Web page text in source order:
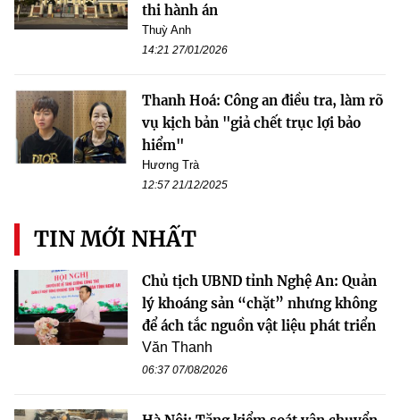
thi hành án
Thuỳ Anh
14:21 27/01/2026
Thanh Hoá: Công an điều tra, làm rõ
vụ kịch bản "giả chết trục lợi bảo
hiểm"
Hương Trà
12:57 21/12/2025
TIN MỚI NHẤT
Chủ tịch UBND tỉnh Nghệ An: Quản
lý khoáng sản “chặt” nhưng không
để ách tắc nguồn vật liệu phát triển
Văn Thanh
06:37 07/08/2026